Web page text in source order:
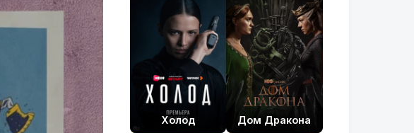
Холод Дом Дракона